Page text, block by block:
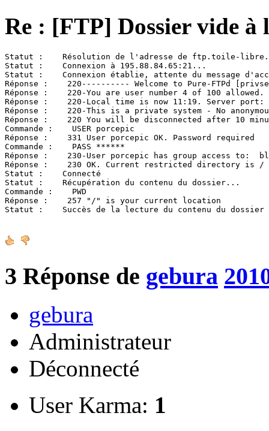
Re : [FTP] Dossier vide à
Statut :    Résolution de l'adresse de ftp.toile-
Statut :    Connexion à 195.88.84.65:21...
Statut :    Connexion établie, attente du message
Réponse :    220---------- Welcome to Pure-FTPd
Réponse :    220-You are user number 4 of 100 allowed.
Réponse :    220-Local time is now 11:19. Server port:
Réponse :    220-This is a private system - No
Réponse :    220 You will be disconnected after 10
Commande :    USER porcepic
Réponse :    331 User porcepic OK. Password required
Commande :    PASS ******
Réponse :    230-User porcepic has group access
Réponse :    230 OK. Current restricted directory is /
Statut :    Connecté
Statut :    Récupération du contenu du dossier...
Commande :    PWD
Réponse :    257 "/" is your current location
Statut :    Succès de la lecture du contenu du dossier
3 Réponse de gebura
gebura
Administrateur
Déconnecté
User Karma: 1